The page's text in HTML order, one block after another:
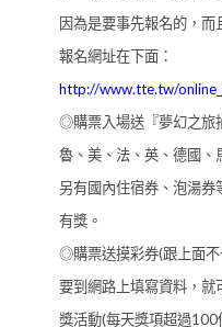
因為是要事先報名的，而
報名網址在下面：
http://www.tte.tw/
◎購票入場送『夢幻之旅
魯、美、法、英、德國、
另有國內住宿券、泡湯券
有獎。
◎購票送摸彩券(跟上面不
要到網路上填寫資料，
獎活動(每天獎項超過